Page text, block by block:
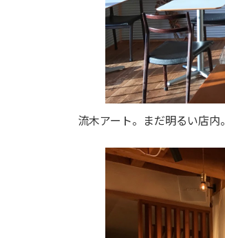
流木アート。まだ明るい店内。